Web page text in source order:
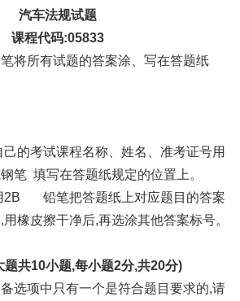
汽车法规试题
课程代码:05833
将所有试题的答案涂、写在答题纸
的考试课程名称、姓名、准考证号用
笔 填写在答题纸规定的位置上。
2B 铅笔把答题纸上对应题目的答案
橡皮擦干净后,再选涂其他答案标号。
共10小题,每小题2分,共20分)
选项中只有一个是符合题目要求的,请